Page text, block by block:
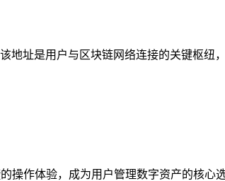
址是用户与区块链网络连接的关键枢纽
作体验，成为用户管理数字资产的核心